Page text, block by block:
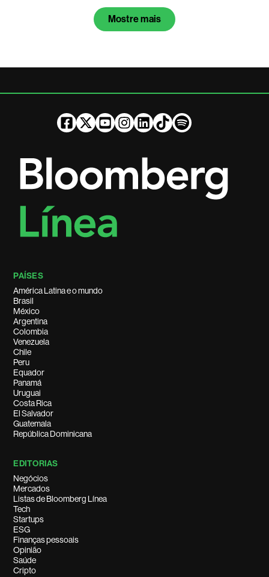
Mostre mais
PAÍSES
América Latina e o mundo
Brasil
México
Argentina
Colombia
Venezuela
Chile
Peru
Equador
Panamá
Uruguai
Costa Rica
El Salvador
Guatemala
República Dominicana
EDITORIAS
Negócios
Mercados
Listas de Bloomberg Línea
Tech
Startups
ESG
Finanças pessoais
Opinião
Saúde
Cripto